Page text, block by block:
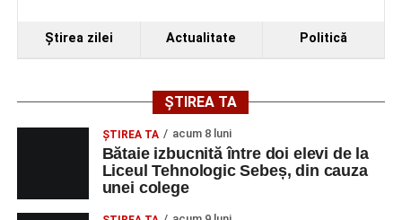
Ştirea zilei Actualitate Politică
ȘTIREA TA
ŞTIREA TA acum 8 luni
Bătaie izbucnită între doi elevi de la
Liceul Tehnologic Sebeș, din cauza
unei colege